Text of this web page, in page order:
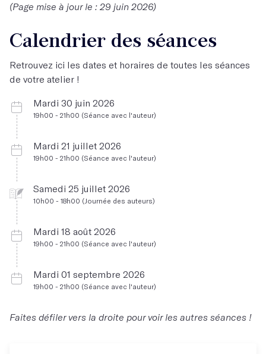
(Page mise à jour le : 29 juin 2026)
Calendrier des séances
Retrouvez ici les dates et horaires de toutes les séances
de votre atelier !
Mardi 30 juin 2026
19h00 - 21h00 (Séance avec l'auteur)
Mardi 21 juillet 2026
19h00 - 21h00 (Séance avec l'auteur)
Samedi 25 juillet 2026
10h00 - 18h00 (Journée des auteurs)
Mardi 18 août 2026
19h00 - 21h00 (Séance avec l'auteur)
Mardi 01 septembre 2026
19h00 - 21h00 (Séance avec l'auteur)
Faites défiler vers la droite pour voir les autres séances !